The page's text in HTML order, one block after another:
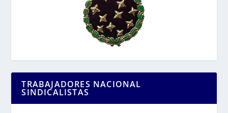
TRABAJADORES NACIONAL
SINDICALISTAS